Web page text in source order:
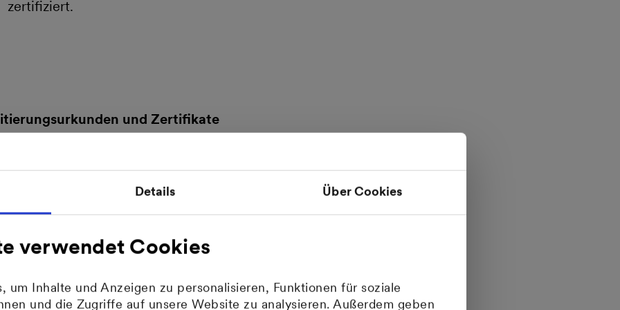
Details Über Cookies
verwendet Cookies
um Inhalte und Anzeigen zu personalisieren, Funktionen für soziale
und die Zugriffe auf unsere Website zu analysieren. Außerdem geben
zertifiziert.
und Zertifikate
Hiergeht es zu den aktuellen Pressemitteilungen.
Ausbildung